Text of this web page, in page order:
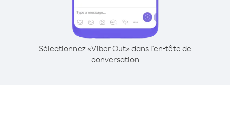
Sélectionnez «Viber Out» dans l'en-tête de
conversation